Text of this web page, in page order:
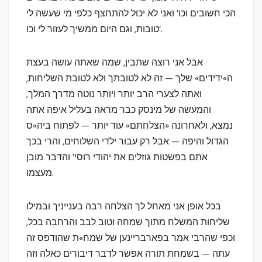
הכי חשובים וכו’ ואני לא יכול להתחצף כלפי מי שעשה לי
טובות, וגם היום ממשיך לעזור לי וכו’.
אבל אני רוצה שתבין, שמה שאתה עושה בעצת
ה»ידידים» שלך — זה לא לטובתך ולא לטובת השליחות,
ואתה לצערי הרב יותר ויותר נוטה מדרך המלך,
והמעשה של מינסק כבר מראה בעליל איפה אתה
נמצא, ולאחרונה «הצלחתם» עוד יותר — לפתוח ביה»ס
הגדול והיפה — אבל רק עבור ילדי השלוחים, והרי בכך
אתם בפשטות גוזלים את יהודי רוסי’ והדבר מובן
מעצמו.
בכל אופן אני מאחל לך הצלחה רבה בענייניך ובמילו
שליחות המשלח מתוך שמחה וטוב לבב והרחבה בכל,
וכפי שהרבי אמר בפארבריינען של שמח»ת שהודפס זה
עתה — בשמחת תורה אפשר לדבר דיבורים כאלה וזה